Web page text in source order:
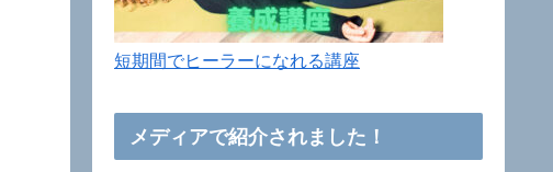
短期間でヒーラーになれる講座
メディアで紹介されました！